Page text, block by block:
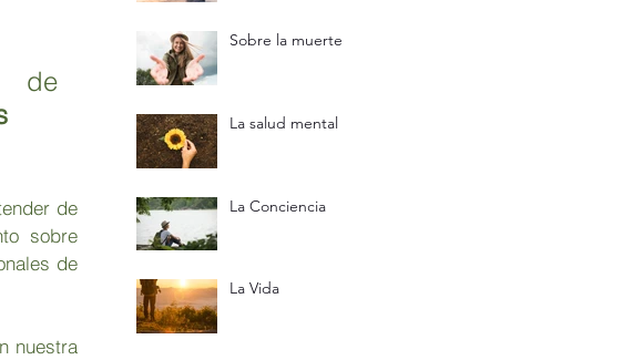
de
de
sobre
de
nuestra
Sobre la muerte
La salud mental
La Conciencia
La Vida